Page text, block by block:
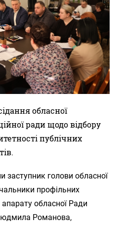
обласної
ради щодо відбору
публічних
заступник голови обласної
профільних
обласної Ради
Романова,